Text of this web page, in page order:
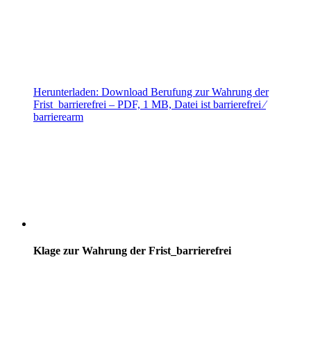
Herunterladen: Download Berufung zur Wahrung der
Frist_barrierefrei – PDF, 1 MB, Datei ist barrierefrei ⁄
barrierearm
Klage zur Wahrung der Frist_barrierefrei